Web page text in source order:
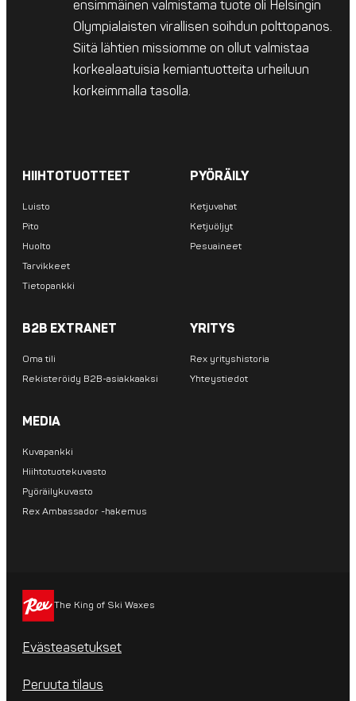
ensimmäinen valmistama tuote oli Helsingin
Olympialaisten virallisen soihdun polttopanos.
Siitä lähtien missiomme on ollut valmistaa
korkealaatuisia kemiantuotteita urheiluun
korkeimmalla tasolla.
HIIHTOTUOTTEET
Luisto
Pito
Huolto
Tarvikkeet
Tietopankki
PYÖRÄILY
Ketjuvahat
Ketjuöljyt
Pesuaineet
B2B EXTRANET
Oma tili
Rekisteröidy B2B-asiakkaaksi
YRITYS
Rex yrityshistoria
Yhteystiedot
MEDIA
Kuvapankki
Hiihtotuotekuvasto
Pyöräilykuvasto
Rex Ambassador -hakemus
The King of Ski Waxes
Evästeasetukset
Peruuta tilaus